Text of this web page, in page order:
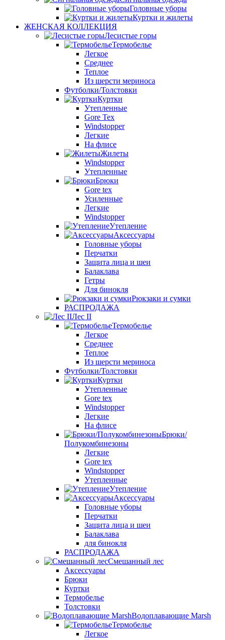
Головные уборы
Куртки и жилеты
ЖЕНСКАЯ КОЛЛЕКЦИЯ
Лесистые горы
Термобелье
Легкое
Среднее
Теплое
Из шерсти мериноса
Футболки/Толстовки
Куртки
Утепленные
Gore Tex
Windstopper
Легкие
На флисе
Жилеты
Windstopper
Утепленные
Брюки
Gore tex
Усиленные
Легкие
Windstopper
Утепление
Аксессуары
Головные уборы
Перчатки
Защита лица и шеи
Балаклава
Гетры
Для бинокля
Рюкзаки и сумки
РАСПРОДАЖА
Лес II
Термобелье
Легкое
Среднее
Теплое
Из шерсти мериноса
Футболки/Толстовки
Куртки
Утепленные
Gore tex
Windstopper
Легкие
На флисе
Брюки/
Полукомбинезоны
Легкие
Gore tex
Windstopper
Утепленные
Утепление
Аксессуары
Головные уборы
Перчатки
Защита лица и шеи
Балаклава
для бинокля
РАСПРОДАЖА
Смешанный лес
Аксессуары
Брюки
Куртки
Термобелье
Толстовки
Водоплавающие Marsh
Термобелье
Легкое